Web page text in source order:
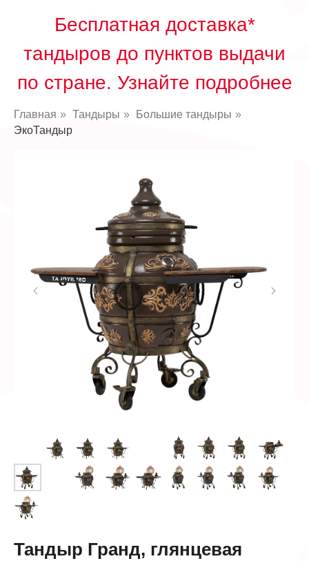
Бесплатная доставка*
тандыров до пунктов выдачи
по стране. Узнайте подробнее
Главная » Тандыры » Большие тандыры »
ЭкоТандыр
Тандыр Гранд, глянцевая